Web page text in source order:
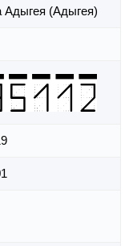
Адыгея (Адыгея)